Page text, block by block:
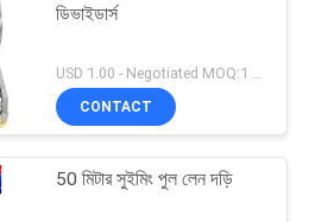
ডিভাইডার্স
USD 1.00 - Negotiated MOQ:1 সেট
CONTACT
50 মিটার সুইমিং পুল লেন দড়ি